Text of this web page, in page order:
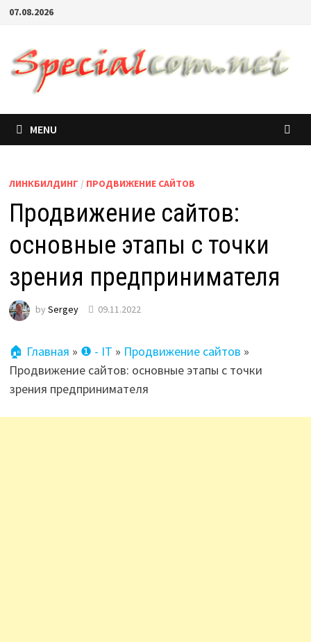
07.08.2026
MENU
ЛИНКБИЛДИНГ / ПРОДВИЖЕНИЕ САЙТОВ
Продвижение сайтов:
основные этапы с точки
зрения предпринимателя
by Sergey 09.11.2022
🏠 Главная » ❶ - IT » Продвижение сайтов »
Продвижение сайтов: основные этапы с точки
зрения предпринимателя